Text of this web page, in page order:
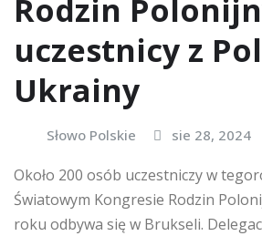
Rodzin
uczestnicy z
Ukrainy
Słowo Polskie sie 28, 2024
Około 200 osób uczestniczy w
Światowym Kongresie Rodzin
roku odbywa się w Brukseli.